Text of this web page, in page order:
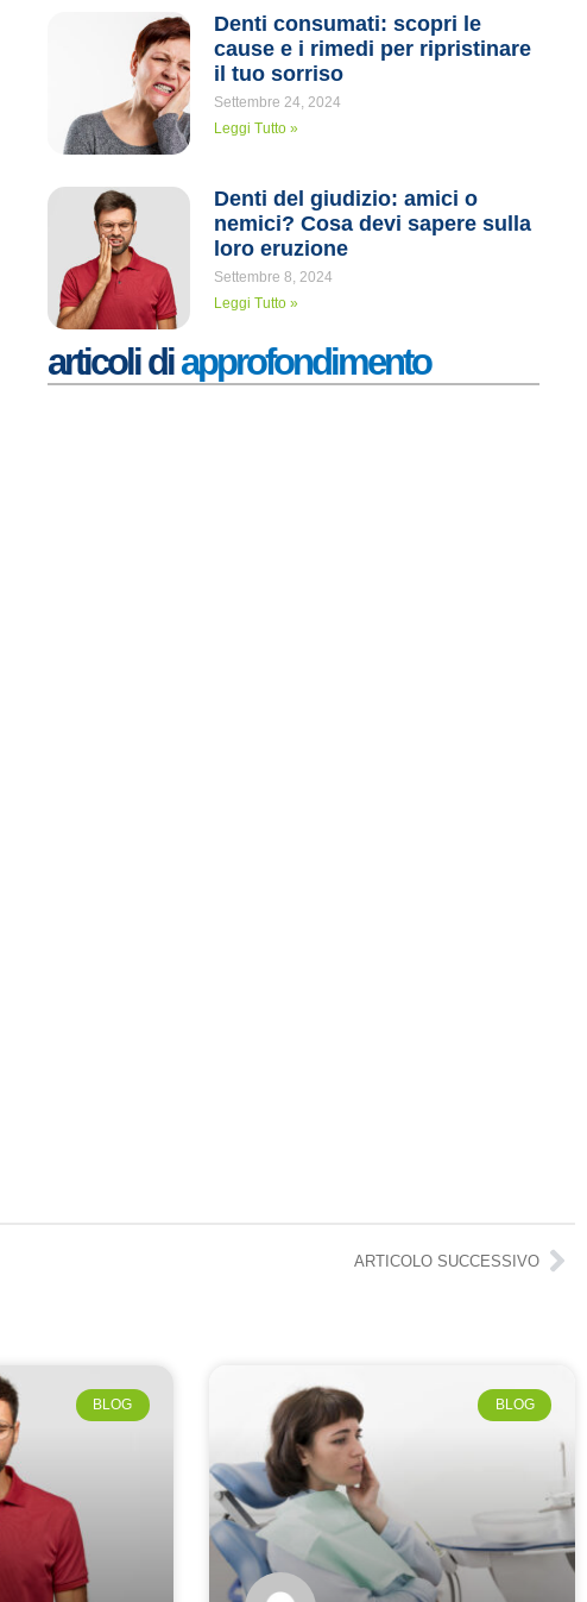
Denti consumati: scopri le
cause e i rimedi per ripristinare
il tuo sorriso
Settembre 24, 2024
Leggi Tutto »
Denti del giudizio: amici o
nemici? Cosa devi sapere sulla
loro eruzione
Settembre 8, 2024
Leggi Tutto »
articoli diapprofondimento
ARTICOLO SUCCESSIVO
BLOG BLOG